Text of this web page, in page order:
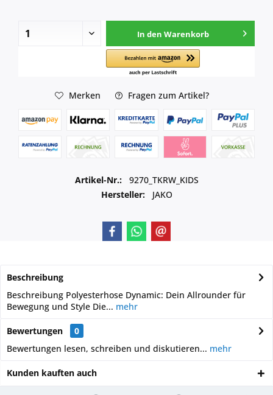
In den Warenkorb
Merken Fragen zum Artikel?
Artikel-Nr.:
9270_TKRW_KIDS
Hersteller:
JAKO
Beschreibung
Beschreibung Polyesterhose Dynamic: Dein Allrounder für
Bewegung und Style Die... mehr
Bewertungen
0
Bewertungen lesen, schreiben und diskutieren... mehr
Kunden kauften auch